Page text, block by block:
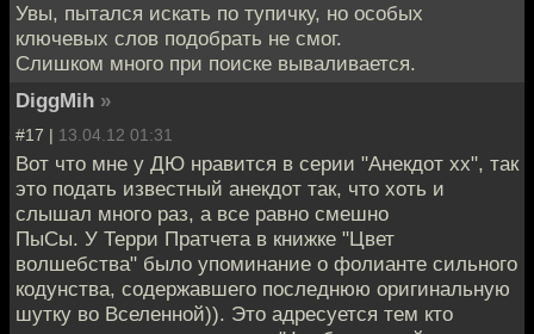
Увы, пытался искать по тупичку, но особых
ключевых слов подобрать не смог.
Слишком много при поиске вываливается.
DiggMih »
#17 | 13.04.12 01:31
Вот что мне у ДЮ нравится в серии "Анекдот xx", так
это подать известный анекдот так, что хоть и
слышал много раз, а все равно смешно
ПыСы. У Терри Пратчета в книжке "Цвет
волшебства" было упоминание о фолианте сильного
кодунства, содержавшего последнюю оригинальную
шутку во Вселенной)). Это адресуется тем кто